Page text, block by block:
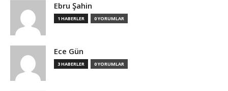
Ebru Şahin
1 HABERLER 0 YORUMLAR
Ece Gün
3 HABERLER 0 YORUMLAR